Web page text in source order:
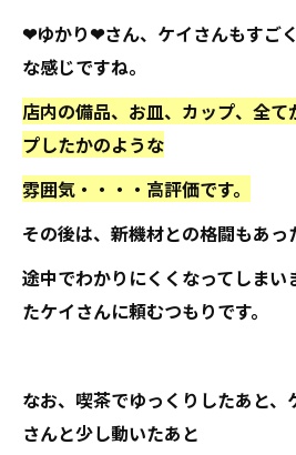
❤ゆかり❤さん、ケイさんもすご
な感じですね。
店内の備品、お皿、カップ、全て
プしたかのような
雰囲気・・・・高評価です。
その後は、新機材との格闘もあっ
途中でわかりにくくなってしまい
たケイさんに頼むつもりです。
なお、喫茶でゆっくりしたあと
さんと少し動いたあと